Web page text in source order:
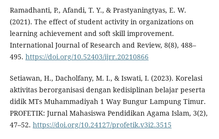
Ramadhanti, P., Afandi, T. Y., & Prastyaningtyas, E. W.
(2021). The effect of student activity in organizations on
learning achievement and soft skill improvement.
International Journal of Research and Review, 8(8), 488–
495. https://doi.org/10.52403/ijrr.20210866
Setiawan, H., Dacholfany, M. I., & Iswati, I. (2023). Korelasi
aktivitas berorganisasi dengan kedisiplinan belajar peserta
didik MTs Muhammadiyah 1 Way Bungur Lampung Timur.
PROFETIK: Jurnal Mahasiswa Pendidikan Agama Islam, 3(2),
47–52. https://doi.org/10.24127/profetik.v3i2.3515